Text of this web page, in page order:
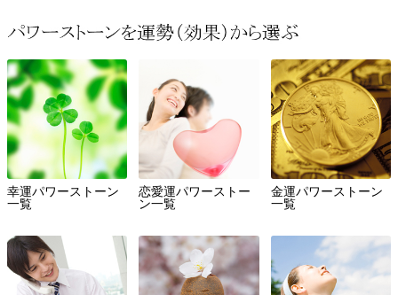
幸運パワーストーン
一覧
恋愛運パワーストー
ン一覧
金運パワーストーン
一覧